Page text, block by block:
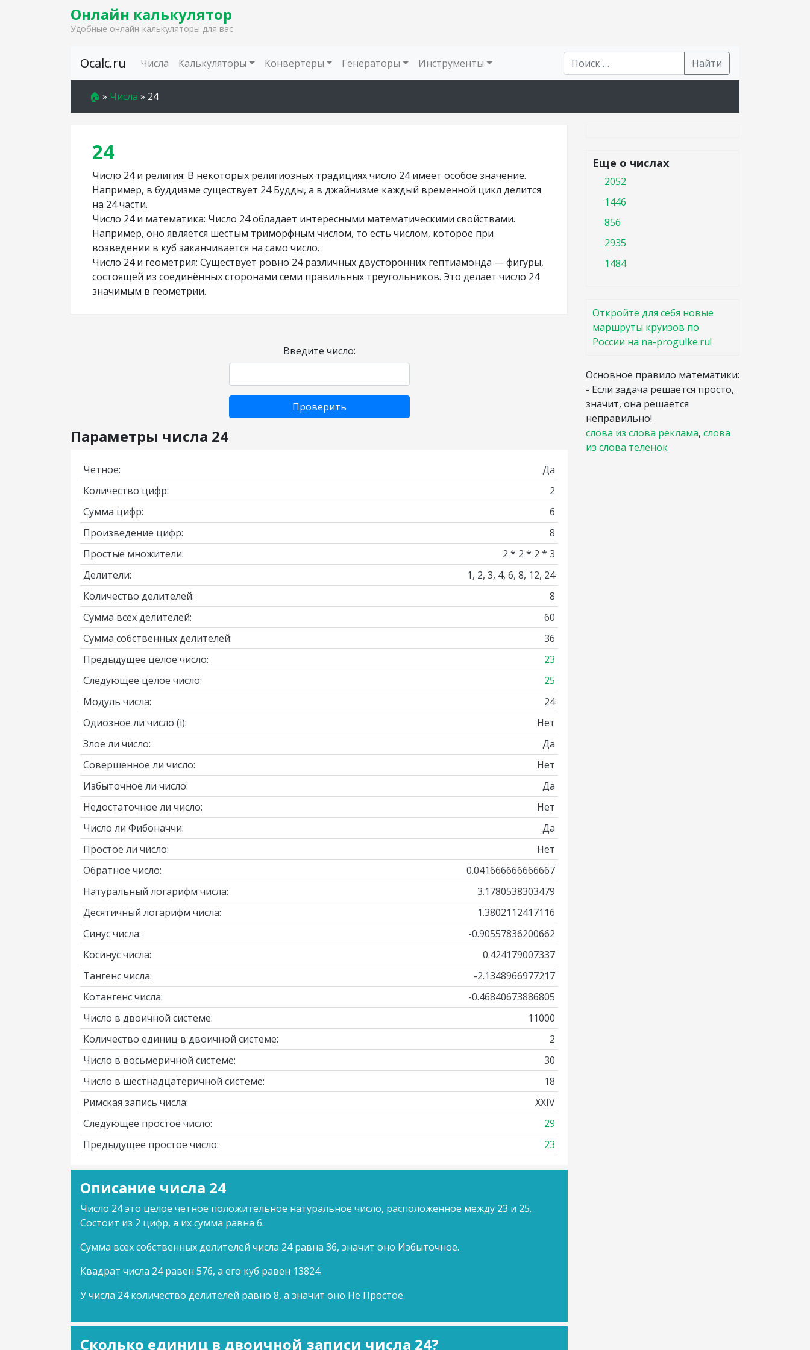
Онлайн калькулятор
Удобные онлайн-калькуляторы для вас
Ocalc.ru Числа Калькуляторы Конвертеры Генераторы Инструменты Найти
🏠 » Числа » 24
24
Число 24 и религия: В некоторых религиозных традициях число 24 имеет особое значение.
Например, в буддизме существует 24 Будды, а в джайнизме каждый временной цикл делится
на 24 части.
Число 24 и математика: Число 24 обладает интересными математическими свойствами.
Например, оно является шестым триморфным числом, то есть числом, которое при
возведении в куб заканчивается на само число.
Число 24 и геометрия: Существует ровно 24 различных двусторонних гептиамонда — фигуры,
состоящей из соединённых сторонами семи правильных треугольников. Это делает число 24
значимым в геометрии.
Введите число:
Проверить
Параметры числа 24
Четное:
Да
Количество цифр:
2
Сумма цифр:
6
Произведение цифр:
8
Простые множители:
2 * 2 * 2 * 3
Делители:
1, 2, 3, 4, 6, 8, 12, 24
Количество делителей:
8
Сумма всех делителей:
60
Сумма собственных делителей:
36
Предыдущее целое число:
23
Следующее целое число:
25
Модуль числа:
24
Одиозное ли число (i):
Нет
Злое ли число:
Да
Совершенное ли число:
Нет
Избыточное ли число:
Да
Недостаточное ли число:
Нет
Число ли Фибоначчи:
Да
Простое ли число:
Нет
Обратное число:
0.041666666666667
Натуральный логарифм числа:
3.1780538303479
Десятичный логарифм числа:
1.3802112417116
Синус числа:
-0.90557836200662
Косинус числа:
0.424179007337
Тангенс числа:
-2.1348966977217
Котангенс числа:
-0.46840673886805
Число в двоичной системе:
11000
Количество единиц в двоичной системе:
2
Число в восьмеричной системе:
30
Число в шестнадцатеричной системе:
18
Римская запись числа:
XXIV
Следующее простое число:
29
Предыдущее простое число:
23
Описание числа 24
Число 24 это целое четное положительное натуральное число, расположенное между 23 и 25.
Состоит из 2 цифр, а их сумма равна 6.
Сумма всех собственных делителей числа 24 равна 36, значит оно Избыточное.
Квадрат числа 24 равен 576, а его куб равен 13824.
У числа 24 количество делителей равно 8, а значит оно Не Простое.
Сколько единиц в двоичной записи числа 24?
Еще о числах
2052
1446
856
2935
1484
Откройте для себя новые
маршруты круизов по
России на na-progulke.ru!
Основное правило математики:
- Если задача решается просто,
значит, она решается
неправильно!
слова из слова реклама, слова
из слова теленок